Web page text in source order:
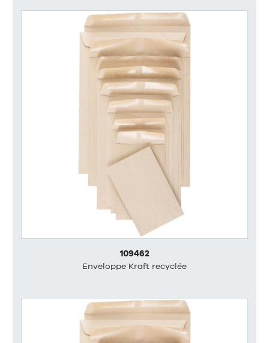
109462
Enveloppe Kraft recyclée